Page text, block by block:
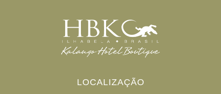
LOCALIZAÇÃO